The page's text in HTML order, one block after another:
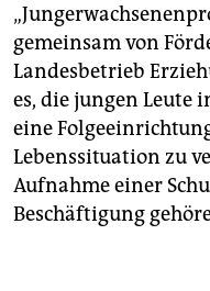
gemeinsam von
Landesbetrieb
es, die jungen Leute
eine
Lebenssituation zu
Aufnahme einer
Beschäftigung